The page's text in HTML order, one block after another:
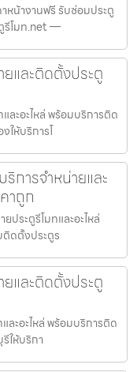
หน้างานฟรี รับซ่อมประตู
รีโมท.net —
และติดตั้งประตู
ละอะไหล่ พร้อมบริการติด
ให้บริการโ
การจำหน่ายและ
าถูก
ระตูรีโมทและอะไหล่
ดตั้งประตูร
และติดตั้งประตู
ละอะไหล่ พร้อมบริการติด
ให้บริกา